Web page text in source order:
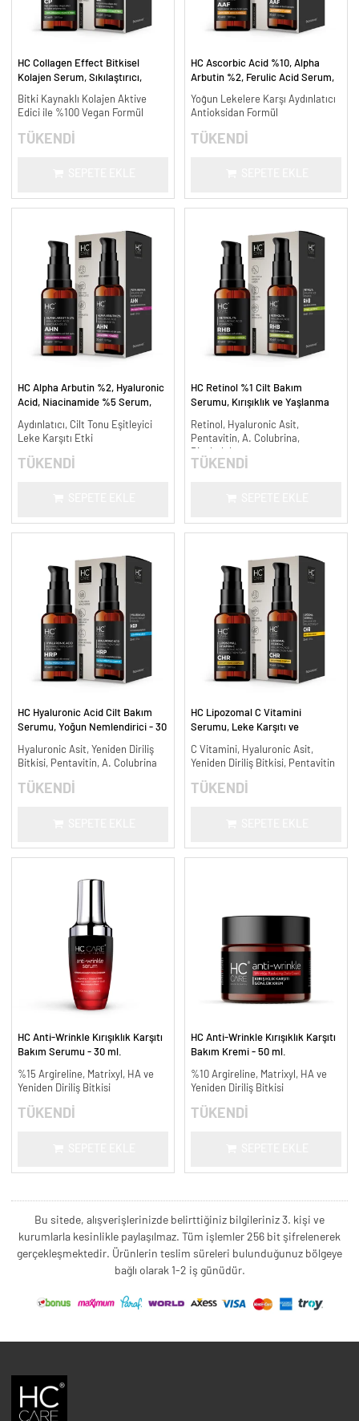
HC Collagen Effect Bitkisel
Kolajen Serum, Sıkılaştırıcı,
Bitki Kaynaklı Kolajen Aktive
Edici ile %100 Vegan Formül
TÜKENDİ
HC Ascorbic Acid %10, Alpha
Arbutin %2, Ferulic Acid Serum,
ml.
Yoğun Lekelere Karşı Aydınlatıcı
Antioksidan Formül
TÜKENDİ
HC Alpha Arbutin %2, Hyaluronic
Acid, Niacinamide %5 Serum,
ml.
Aydınlatıcı, Cilt Tonu Eşitleyici
Leke Karşıtı Etki
TÜKENDİ
HC Retinol %1 Cilt Bakım
Serumu, Kırışıklık ve Yaşlanma
Retinol, Hyaluronic Asit,
Pentavitin, A. Colubrina,
Bisabolol
TÜKENDİ
HC Hyaluronic Acid Cilt Bakım
Serumu, Yoğun Nemlendirici - 30
Hyaluronic Asit, Yeniden Diriliş
Bitkisi, Pentavitin, A. Colubrina
TÜKENDİ
HC Lipozomal C Vitamini
Serumu, Leke Karşıtı ve
C Vitamini, Hyaluronic Asit,
Yeniden Diriliş Bitkisi, Pentavitin
TÜKENDİ
HC Anti-Wrinkle Kırışıklık Karşıtı
Bakım Serumu - 30 ml.
%15 Argireline, Matrixyl, HA ve
Yeniden Diriliş Bitkisi
TÜKENDİ
HC Anti-Wrinkle Kırışıklık Karşıtı
Bakım Kremi - 50 ml.
%10 Argireline, Matrixyl, HA ve
Yeniden Diriliş Bitkisi
TÜKENDİ
Bu sitede, alışverişlerinizde belirttiğiniz bilgileriniz 3. kişi ve
kurumlarla kesinlikle paylaşılmaz. Tüm işlemler 256 bit şifrelenerek
gerçekleşmektedir. Ürünlerin teslim süreleri bulunduğunuz bölgeye
bağlı olarak 1-2 iş günüdür.